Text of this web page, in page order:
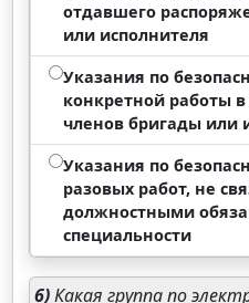
отдавшего
или исполнителя
Указания по
конкретной работы в
членов бригады или
Указания по
разовых работ, не
должностными
специальности
6)Какая группа по